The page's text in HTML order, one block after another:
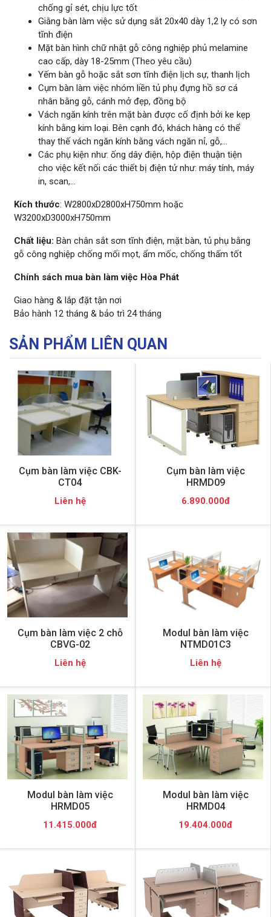
chống gỉ sét, chịu lực tốt
Giằng bàn làm việc sử dụng sắt 20x40 dày 1,2 ly có sơn
tĩnh điện
Mặt bàn hình chữ nhật gỗ công nghiệp phủ melamine
cao cấp, dày 18-25mm (Theo yêu cầu)
Yếm bàn gỗ hoặc sắt sơn tĩnh điện lịch sự, thanh lịch
Cụm bàn làm việc nhóm liền tủ phụ đựng hồ sơ cá
nhân bằng gỗ, cánh mở đẹp, đồng bộ
Vách ngăn kính trên mặt bàn được cố định bởi ke kẹp
kính bằng kim loại. Bên cạnh đó, khách hàng có thể
thay thế vách ngăn kính bằng vách ngăn nỉ, gỗ,…
Các phụ kiện như: ống dây điện, hộp điện thuận tiện
cho việc kết nối các thiết bị điện tử như: máy tính, máy
in, scan,…
Kích thước: W2800xD2800xH750mm hoặc
W3200xD3000xH750mm
Chất liệu: Bàn chân sắt sơn tĩnh điện, mặt bàn, tủ phụ bằng
gỗ công nghiệp chống mối mọt, ẩm mốc, chống thấm tốt
Chính sách mua bàn làm việc Hòa Phát
Giao hàng & lắp đặt tận nơi
Bảo hành 12 tháng & bảo trì 24 tháng
SẢN PHẨM LIÊN QUAN
Cụm bàn làm việc CBK-
CT04
Liên hệ
Cụm bàn làm việc
HRMD09
6.890.000đ
Cụm bàn làm việc 2 chỗ
CBVG-02
Liên hệ
Modul bàn làm việc
NTMD01C3
Liên hệ
Modul bàn làm việc
HRMD05
11.415.000đ
Modul bàn làm việc
HRMD04
19.404.000đ